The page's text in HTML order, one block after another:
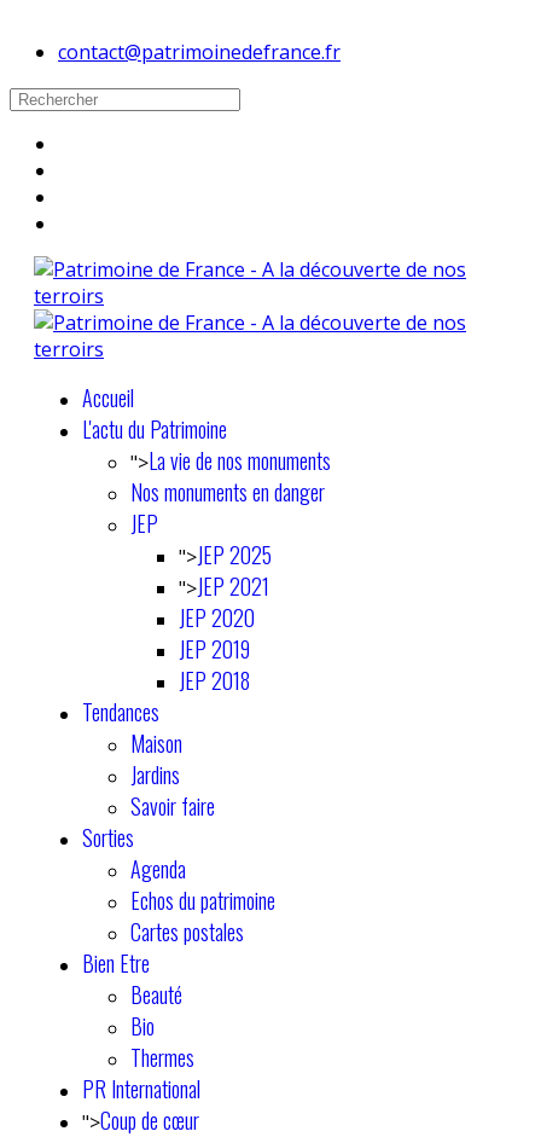
contact@patrimoinedefrance.fr
Accueil
L'actu du Patrimoine
">La vie de nos monuments
Nos monuments en danger
JEP
">JEP 2025
">JEP 2021
JEP 2020
JEP 2019
JEP 2018
Tendances
Maison
Jardins
Savoir faire
Sorties
Agenda
Echos du patrimoine
Cartes postales
Bien Etre
Beauté
Bio
Thermes
PR International
">Coup de cœur